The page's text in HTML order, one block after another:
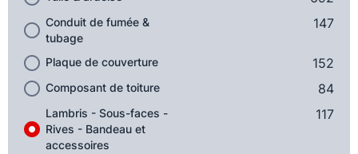
Conduit de fumée &
tubage
147
Plaque de couverture 152
Composant de toiture 84
Lambris - Sous-faces -
Rives - Bandeau et
accessoires
117